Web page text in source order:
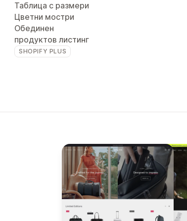
Таблица с размери
Цветни мостри
Обединен
продуктов листинг
SHOPIFY PLUS